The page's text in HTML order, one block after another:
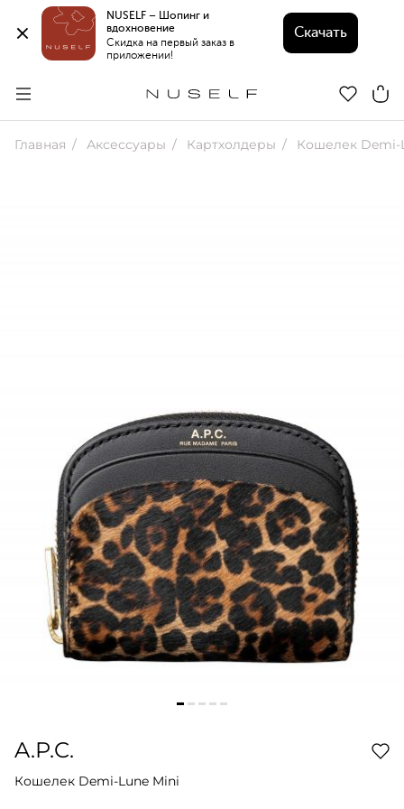
NUSELF – Шопинг и
вдохновение
Скидка на первый заказ в
приложении!
Скачать
Главная Аксессуары Картхолдеры Кошелек Demi-
A.P.C.
Кошелек Demi-Lune Mini